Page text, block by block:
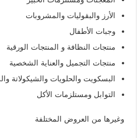
الأرز والبقوليات والمشروبات
وجبات الأطفال
منتجات النظافة و المنتجات الورقية
منتجات التجميل والعناية الشخصية
البسكويت والحلويات والشيكولاتة
التوابل ومستلزمات الأكل
وغيرها من العروض المختلفة